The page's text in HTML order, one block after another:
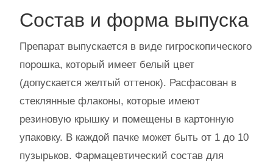
Состав и форма выпуска
Препарат выпускается в виде гигроскопического
порошка, который имеет белый цвет
(допускается желтый оттенок). Расфасован в
стеклянные флаконы, которые имеют
резиновую крышку и помещены в картонную
упаковку. В каждой пачке может быть от 1 до 10
пузырьков. Фармацевтический состав для